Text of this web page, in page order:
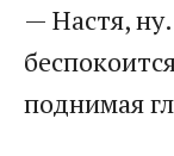
— Настя,
поднимая